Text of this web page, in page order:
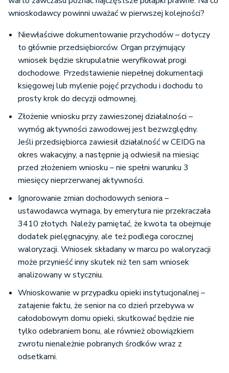
wnioskodawcy powinni uważać w pierwszej kolejności?
Niewłaściwe dokumentowanie przychodów – dotyczy
to głównie przedsiębiorców. Organ przyjmujący
wniosek będzie skrupulatnie weryfikował progi
dochodowe. Przedstawienie niepełnej dokumentacji
księgowej lub mylenie pojęć przychodu i dochodu to
prosty krok do decyzji odmownej.
Złożenie wniosku przy zawieszonej działalności –
wymóg aktywności zawodowej jest bezwzględny.
Jeśli przedsiębiorca zawiesił działalność w CEIDG na
okres wakacyjny, a następnie ją odwiesił na miesiąc
przed złożeniem wniosku – nie spełni warunku 3
miesięcy nieprzerwanej aktywności.
Ignorowanie zmian dochodowych seniora –
ustawodawca wymaga, by emerytura nie przekraczała
3410 złotych. Należy pamiętać, że kwota ta obejmuje
dodatek pielęgnacyjny, ale też podlega corocznej
waloryzacji. Wniosek składany w marcu po waloryzacji
może przynieść inny skutek niż ten sam wniosek
analizowany w styczniu.
Wnioskowanie w przypadku opieki instytucjonalnej –
zatajenie faktu, że senior na co dzień przebywa w
całodobowym domu opieki, skutkować będzie nie
tylko odebraniem bonu, ale również obowiązkiem
zwrotu nienależnie pobranych środków wraz z
odsetkami.